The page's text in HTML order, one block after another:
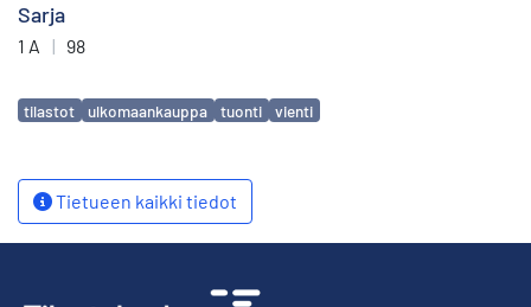
Sarja
1 A | 98
Avainsanat
tilastot ulkomaankauppa tuonti vienti
Tietueen kaikki tiedot